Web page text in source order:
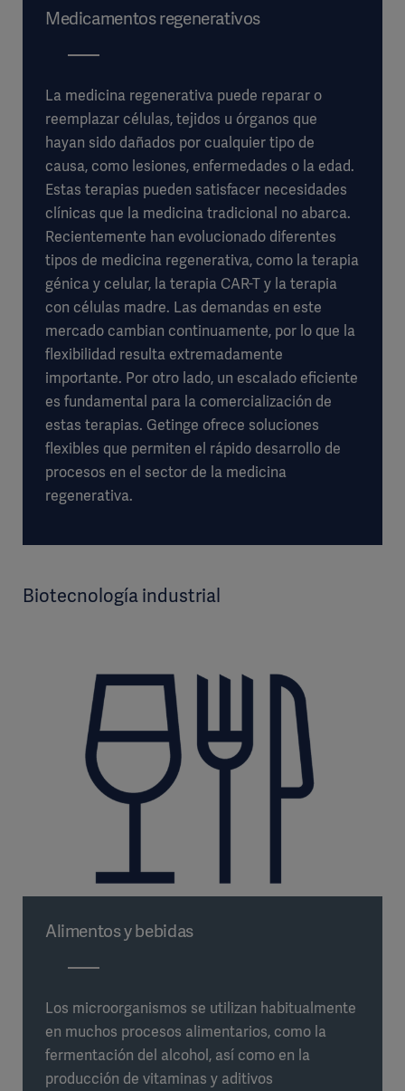
Medicamentos regenerativos
La medicina regenerativa puede reparar o
reemplazar células, tejidos u órganos que
hayan sido dañados por cualquier tipo de
causa, como lesiones, enfermedades o la edad.
Estas terapias pueden satisfacer necesidades
clínicas que la medicina tradicional no abarca.
Recientemente han evolucionado diferentes
tipos de medicina regenerativa, como la terapia
génica y celular, la terapia CAR-T y la terapia
con células madre. Las demandas en este
mercado cambian continuamente, por lo que la
flexibilidad resulta extremadamente
importante. Por otro lado, un escalado eficiente
es fundamental para la comercialización de
estas terapias. Getinge ofrece soluciones
flexibles que permiten el rápido desarrollo de
procesos en el sector de la medicina
regenerativa.
Biotecnología industrial
Alimentos y bebidas
Los microorganismos se utilizan habitualmente
en muchos procesos alimentarios, como la
fermentación del alcohol, así como en la
producción de vitaminas y aditivos